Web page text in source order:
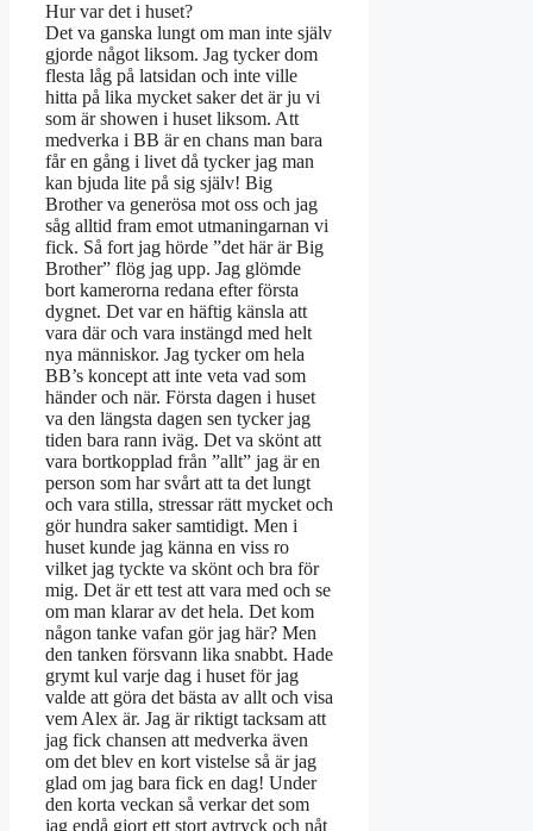
Hur var det i huset?
Det va ganska lungt om man inte själv
gjorde något liksom. Jag tycker dom
flesta låg på latsidan och inte ville
hitta på lika mycket saker det är ju vi
som är showen i huset liksom. Att
medverka i BB är en chans man bara
får en gång i livet då tycker jag man
kan bjuda lite på sig själv! Big
Brother va generösa mot oss och jag
såg alltid fram emot utmaningarnan vi
fick. Så fort jag hörde ”det här är Big
Brother” flög jag upp. Jag glömde
bort kamerorna redana efter första
dygnet. Det var en häftig känsla att
vara där och vara instängd med helt
nya människor. Jag tycker om hela
BB’s koncept att inte veta vad som
händer och när. Första dagen i huset
va den längsta dagen sen tycker jag
tiden bara rann iväg. Det va skönt att
vara bortkopplad från ”allt” jag är en
person som har svårt att ta det lungt
och vara stilla, stressar rätt mycket och
gör hundra saker samtidigt. Men i
huset kunde jag känna en viss ro
vilket jag tyckte va skönt och bra för
mig. Det är ett test att vara med och se
om man klarar av det hela. Det kom
någon tanke vafan gör jag här? Men
den tanken försvann lika snabbt. Hade
grymt kul varje dag i huset för jag
valde att göra det bästa av allt och visa
vem Alex är. Jag är riktigt tacksam att
jag fick chansen att medverka även
om det blev en kort vistelse så är jag
glad om jag bara fick en dag! Under
den korta veckan så verkar det som
jag endå gjort ett stort avtryck och nåt